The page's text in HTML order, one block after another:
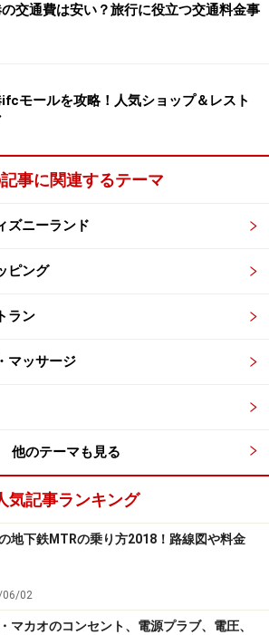
交通費は安い？旅行に役立つ交通料金事
モールを攻略！人気ショップ＆レスト
事に関連するテーマ
ズニーランド
ピング
ラン
マッサージ
他のテーマも見る
気記事ランキング
地下鉄MTRの乗り方2018！路線図や料金
06/02
マカオのコンセント、電源プラブ、電圧、